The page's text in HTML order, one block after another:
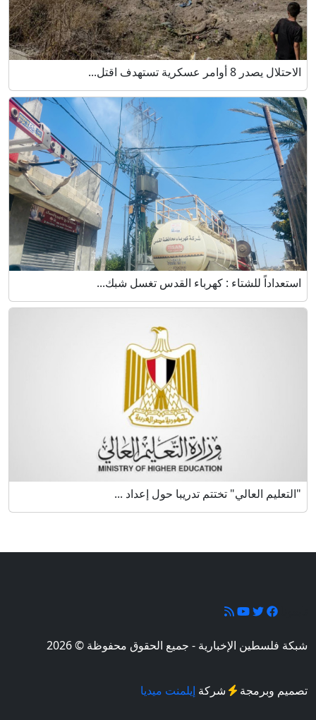
الاحتلال يصدر 8 أوامر عسكرية تستهدف اقتل...
استعداداً للشتاء : كهرباء القدس تغسل شبك...
"التعليم العالي" تختتم تدريبا حول إعداد ...
شبكة فلسطين الإخبارية - جميع الحقوق محفوظة © 2026
تصميم وبرمجة شركة إيلمنت ميديا